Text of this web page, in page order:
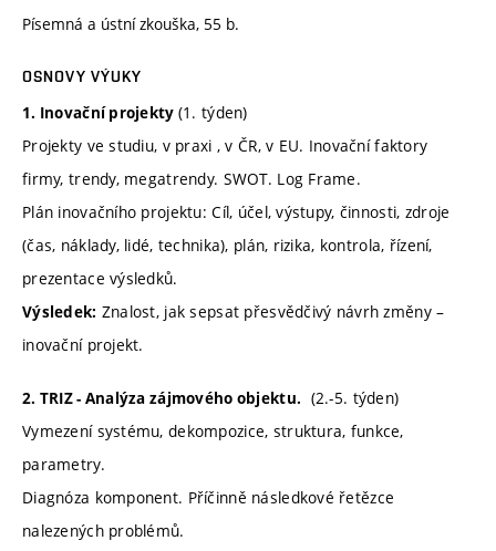
Písemná a ústní zkouška, 55 b.
OSNOVY VÝUKY
1. Inovační projekty (1. týden)
Projekty ve studiu, v praxi , v ČR, v EU. Inovační faktory
firmy, trendy, megatrendy. SWOT. Log Frame.
Plán inovačního projektu: Cíl, účel, výstupy, činnosti, zdroje
(čas, náklady, lidé, technika), plán, rizika, kontrola, řízení,
prezentace výsledků.
Výsledek: Znalost, jak sepsat přesvědčivý návrh změny –
inovační projekt.
2. TRIZ - Analýza zájmového objektu. (2.-5. týden)
Vymezení systému, dekompozice, struktura, funkce,
parametry.
Diagnóza komponent. Příčinně následkové řetězce
nalezených problémů.